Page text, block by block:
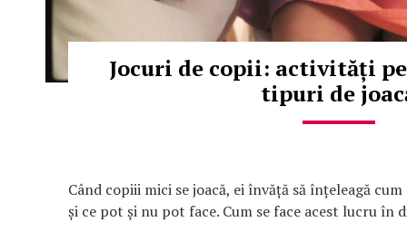
Jocuri de copii: activități
tipuri de
Când copiii mici se joacă, ei învăță să înțeleagă
și ce pot și nu pot face. Cum se face acest lucru în